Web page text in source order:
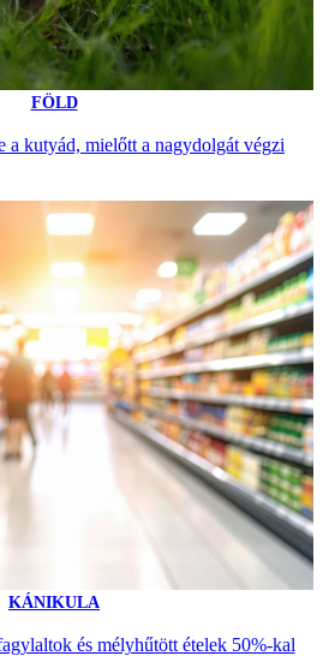
FÖLD
a kutyád, mielőtt a nagydolgát végzi
KÁNIKULA
és mélyhűtött ételek 50%-kal